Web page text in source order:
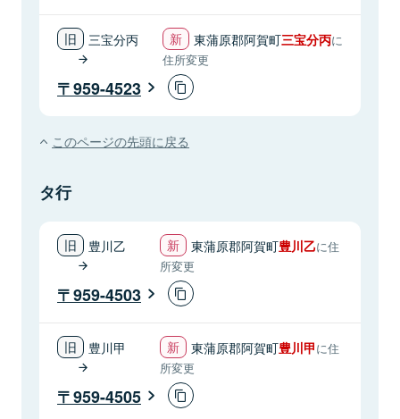
三宝分丙 東蒲原郡阿賀町三宝分丙に
住所変更
959-4523
このページの先頭に戻る
タ行
豊川乙 東蒲原郡阿賀町豊川乙に住
所変更
959-4503
豊川甲 東蒲原郡阿賀町豊川甲に住
所変更
959-4505